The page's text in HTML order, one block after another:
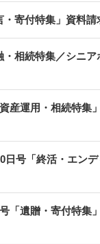
寄付特集」資料請
・相続特集／シニ
産運用・相続特集
日号「終活・エン
「遺贈・寄付特集